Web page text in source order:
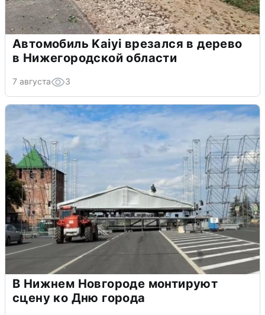
Автомобиль Kaiyi врезался в дерево
в Нижегородской области
7 августа 3
В Нижнем Новгороде монтируют
сцену ко Дню города